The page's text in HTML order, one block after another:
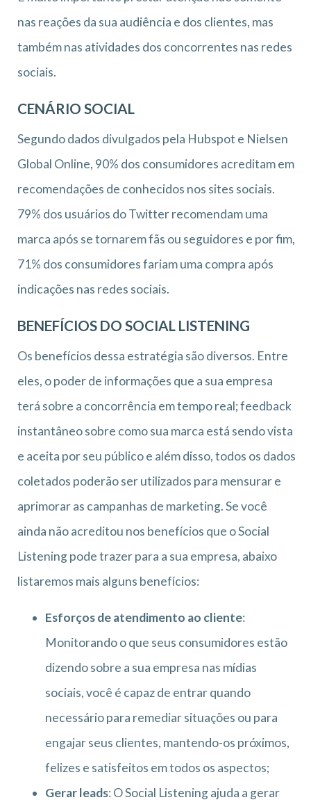
nas reações da sua audiência e dos clientes, mas
também nas atividades dos concorrentes nas redes
sociais.
CENÁRIO SOCIAL
Segundo dados divulgados pela Hubspot e Nielsen
Global Online, 90% dos consumidores acreditam em
recomendações de conhecidos nos sites sociais.
79% dos usuários do Twitter recomendam uma
marca após se tornarem fãs ou seguidores e por fim,
71% dos consumidores fariam uma compra após
indicações nas redes sociais.
BENEFÍCIOS DO SOCIAL LISTENING
Os benefícios dessa estratégia são diversos. Entre
eles, o poder de informações que a sua empresa
terá sobre a concorrência em tempo real; feedback
instantâneo sobre como sua marca está sendo vista
e aceita por seu público e além disso, todos os dados
coletados poderão ser utilizados para mensurar e
aprimorar as campanhas de marketing. Se você
ainda não acreditou nos benefícios que o Social
Listening pode trazer para a sua empresa, abaixo
listaremos mais alguns benefícios:
Esforços de atendimento ao cliente:
Monitorando o que seus consumidores estão
dizendo sobre a sua empresa nas mídias
sociais, você é capaz de entrar quando
necessário para remediar situações ou para
engajar seus clientes, mantendo-os próximos,
felizes e satisfeitos em todos os aspectos;
Gerar leads: O Social Listening ajuda a gerar